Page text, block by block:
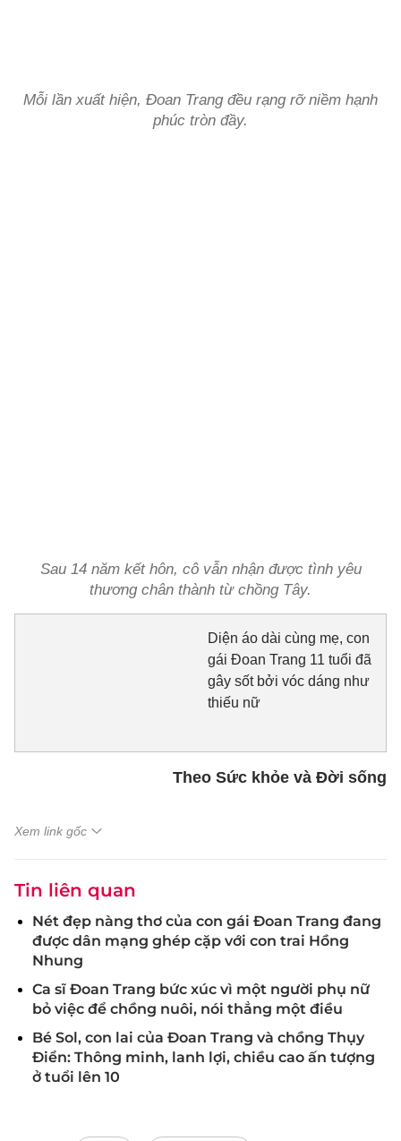
Mỗi lần xuất hiện, Đoan Trang đều rạng rỡ niềm hạnh
phúc tròn đầy.
Sau 14 năm kết hôn, cô vẫn nhận được tình yêu
thương chân thành từ chồng Tây.
Diện áo dài cùng mẹ, con
gái Đoan Trang 11 tuổi đã
gây sốt bởi vóc dáng như
thiếu nữ
Theo Sức khỏe và Đời sống
Xem link gốc
Tin liên quan
Nét đẹp nàng thơ của con gái Đoan Trang đang
được dân mạng ghép cặp với con trai Hồng
Nhung
Ca sĩ Đoan Trang bức xúc vì một người phụ nữ
bỏ việc để chồng nuôi, nói thẳng một điều
Bé Sol, con lai của Đoan Trang và chồng Thụy
Điển: Thông minh, lanh lợi, chiều cao ấn tượng
ở tuổi lên 10